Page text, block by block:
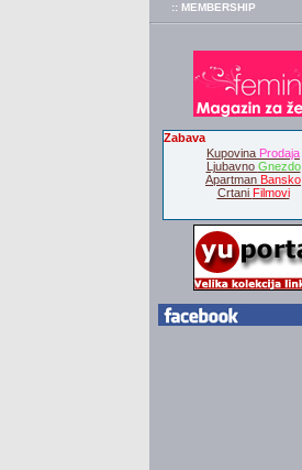
:: MEMBERSHIP
Zabava
Kupovina Prodaja
Ljubavno Gnezdo
Apartman Bansko
Crtani Filmovi